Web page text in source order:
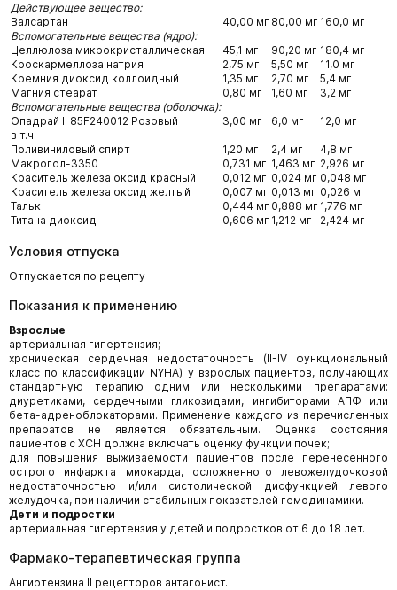
Действующее вещество:
Валсартан
Вспомогательные вещества (ядро):
Целлюлоза микрокристаллическая
Кроскармеллоза натрия
Кремния диоксид коллоидный
Магния стеарат
Вспомогательные вещества (оболочка):
Опадрай II 85F240012 Розовый
в т.ч.
Поливиниловый спирт
Макрогол-3350
Краситель железа оксид красный
Краситель железа оксид желтый
Тальк
Титана диоксид
40,00 мг
45,1 мг
2,75 мг
1,35 мг
0,80 мг
3,00 мг
1,20 мг
0,731 мг
0,012 мг
0,007 мг
0,444 мг
0,606 мг
80,00 мг
90,20 мг
5,50 мг
2,70 мг
1,60 мг
6,0 мг
2,4 мг
1,463 мг
0,024 мг
0,013 мг
0,888 мг
1,212 мг
160,0 мг
180,4 мг
11,0 мг
5,4 мг
3,2 мг
12,0 мг
4,8 мг
2,926 мг
0,048 мг
0,026 мг
1,776 мг
2,424 мг
Условия отпуска
Отпускается по рецепту
Показания к применению
Взрослые
артериальная гипертензия;
хроническая сердечная недостаточность (II-IV функциональный
класс по классификации NYHA) у взрослых пациентов, получающих
стандартную терапию одним или несколькими препаратами:
диуретиками, сердечными гликозидами, ингибиторами АПФ или
бета-адреноблокаторами. Применение каждого из перечисленных
препаратов не является обязательным. Оценка состояния
пациентов с ХСН должна включать оценку функции почек;
для повышения выживаемости пациентов после перенесенного
острого инфаркта миокарда, осложненного левожелудочковой
недостаточностью и/или систолической дисфункцией левого
желудочка, при наличии стабильных показателей гемодинамики.
Дети и подростки
артериальная гипертензия у детей и подростков от 6 до 18 лет.
Фармако-терапевтическая группа
Ангиотензина II рецепторов антагонист.